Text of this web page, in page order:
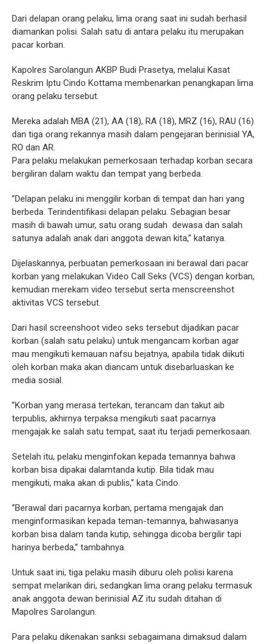
Dari delapan orang pelaku, lima orang saat ini sudah berhasil
diamankan polisi. Salah satu di antara pelaku itu merupakan
pacar korban.
Kapolres Sarolangun AKBP Budi Prasetya, melalui Kasat
Reskrim Iptu Cindo Kottama membenarkan penangkapan lima
orang pelaku tersebut.
Mereka adalah MBA (21), AA (18), RA (18), MRZ (16), RAU (16)
dan tiga orang rekannya masih dalam pengejaran berinisial YA,
RO dan AR.
Para pelaku melakukan pemerkosaan terhadap korban secara
bergiliran dalam waktu dan tempat yang berbeda.
”Delapan pelaku ini menggilir korban di tempat dan hari yang
berbeda. Terindentifikasi delapan pelaku. Sebagian besar
masih di bawah umur, satu orang sudah dewasa dan salah
satunya adalah anak dari anggota dewan kita,” katanya.
Dijelaskannya, perbuatan pemerkosaan ini berawal dari pacar
korban yang melakukan Video Call Seks (VCS) dengan korban,
kemudian merekam video tersebut serta menscreenshot
aktivitas VCS tersebut.
Dari hasil screenshoot video seks tersebut dijadikan pacar
korban (salah satu pelaku) untuk mengancam korban agar
mau mengikuti kemauan nafsu bejatnya, apabila tidak diikuti
oleh korban maka akan diancam untuk disebarluaskan ke
media sosial.
”Korban yang merasa tertekan, terancam dan takut aib
terpublis, akhirnya terpaksa mengikuti saat pacarnya
mengajak ke salah satu tempat, saat itu terjadi pemerkosaan.
Setelah itu, pelaku menginfokan kepada temannya bahwa
korban bisa dipakai dalamtanda kutip. Bila tidak mau
mengikuti, maka akan di publis,” kata Cindo.
‘’Berawal dari pacarnya korban, pertama mengajak dan
menginformasikan kepada teman-temannya, bahwasanya
korban bisa dalam tanda kutip, sehingga dicoba bergilir tapi
harinya berbeda,” tambahnya.
Untuk saat ini, tiga pelaku masih diburu oleh polisi karena
sempat melarikan diri, sedangkan lima orang pelaku termasuk
anak anggota dewan berinisial AZ itu sudah ditahan di
Mapolres Sarolangun.
Para pelaku dikenakan sanksi sebagaimana dimaksud dalam